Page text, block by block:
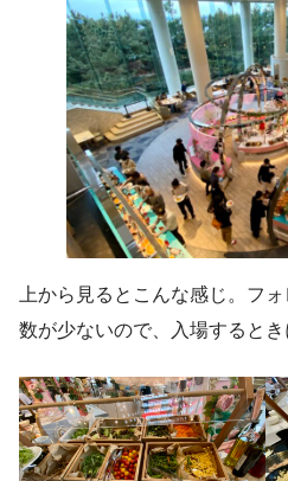
上から見るとこんな感じ。フ
数が少ないので、入場するとき